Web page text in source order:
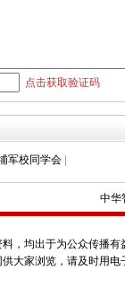
点击获取验证码
军校同学会 |
中华
，均出于为公众传播
大家浏览，请及时用